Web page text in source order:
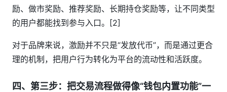
励、做市奖励、推荐奖励、长期持仓奖励等，让不同类型
的用户都能找到参与入口。[2]
对于品牌来说，激励并不只是“发放代币”，而是通过更合
理的机制，把用户行为转化为平台的流动性和活跃度。
四、第三步：把交易流程做得像“钱包内置功能”一